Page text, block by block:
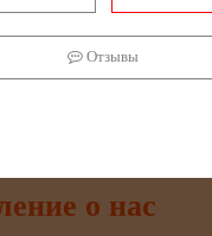
Отзывы
о наc